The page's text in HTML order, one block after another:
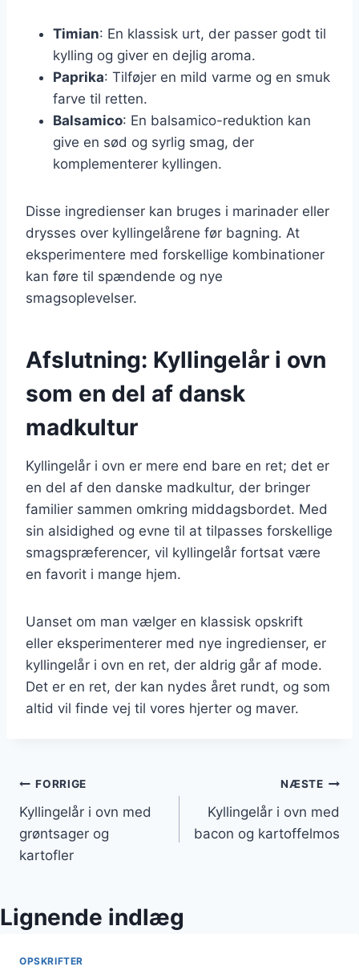
Timian: En klassisk urt, der passer godt til
kylling og giver en dejlig aroma.
Paprika: Tilføjer en mild varme og en smuk
farve til retten.
Balsamico: En balsamico-reduktion kan
give en sød og syrlig smag, der
komplementerer kyllingen.
Disse ingredienser kan bruges i marinader eller
drysses over kyllingelårene før bagning. At
eksperimentere med forskellige kombinationer
kan føre til spændende og nye
smagsoplevelser.
Afslutning: Kyllingelår i ovn
som en del af dansk
madkultur
Kyllingelår i ovn er mere end bare en ret; det er
en del af den danske madkultur, der bringer
familier sammen omkring middagsbordet. Med
sin alsidighed og evne til at tilpasses forskellige
smagspræferencer, vil kyllingelår fortsat være
en favorit i mange hjem.
Uanset om man vælger en klassisk opskrift
eller eksperimenterer med nye ingredienser, er
kyllingelår i ovn en ret, der aldrig går af mode.
Det er en ret, der kan nydes året rundt, og som
altid vil finde vej til vores hjerter og maver.
Indlægsnavigation
FORRIGE
Kyllingelår i ovn med
grøntsager og
kartofler
NÆSTE
Kyllingelår i ovn med
bacon og kartoffelmos
Lignende indlæg
OPSKRIFTER